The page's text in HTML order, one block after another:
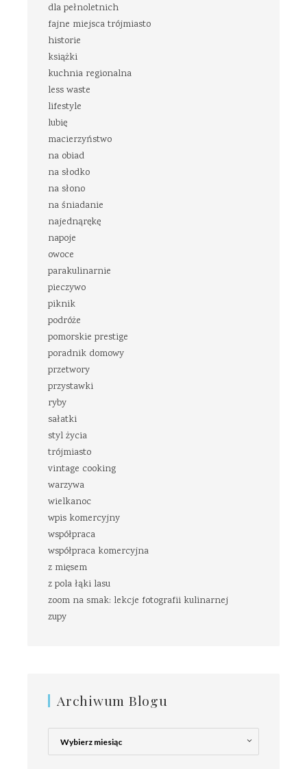
dla pełnoletnich
fajne miejsca trójmiasto
historie
książki
kuchnia regionalna
less waste
lifestyle
lubię
macierzyństwo
na obiad
na słodko
na słono
na śniadanie
najednąrękę
napoje
owoce
parakulinarnie
pieczywo
piknik
podróże
pomorskie prestige
poradnik domowy
przetwory
przystawki
ryby
sałatki
styl życia
trójmiasto
vintage cooking
warzywa
wielkanoc
wpis komercyjny
współpraca
współpraca komercyjna
z mięsem
z pola łąki lasu
zoom na smak: lekcje fotografii kulinarnej
zupy
Archiwum Blogu
Archiwum
Blogu